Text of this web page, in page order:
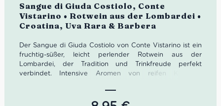
Sangue di Giuda Costiolo, Conte
Vistarino • Rotwein aus der Lombardei •
Croatina, Uva Rara & Barbera
Der Sangue di Giuda Costiolo von Conte Vistarino ist ein
fruchtig-süßer, leicht perlender Rotwein aus der
Lombardei, der Tradition und Trinkfreude perfekt
verbindet. Intensive Aromen von reifen Kirschen,
lebendige Frische und feine Perlage. Ein
unverwechselbarer italienischer Klassiker – ideal für
mit5.00von
5